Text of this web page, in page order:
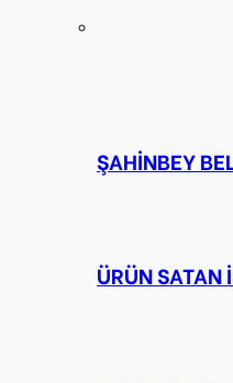
ŞAHİNBEY
ÜRÜN SATAN